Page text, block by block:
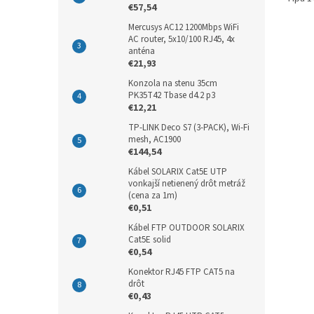
€57,54
Mercusys AC12 1200Mbps WiFi
AC router, 5x10/100 RJ45, 4x
anténa
€21,93
Konzola na stenu 35cm
PK35T42 Tbase d4.2 p3
€12,21
TP-LINK Deco S7 (3-PACK), Wi-Fi
mesh, AC1900
€144,54
Kábel SOLARIX Cat5E UTP
vonkajší netienený drôt metráž
(cena za 1m)
€0,51
Kábel FTP OUTDOOR SOLARIX
Cat5E solid
€0,54
Konektor RJ45 FTP CAT5 na
drôt
€0,43